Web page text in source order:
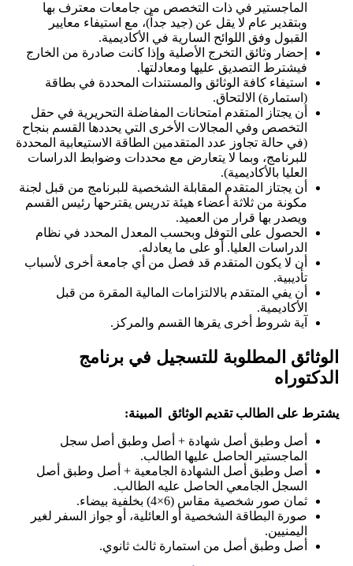
الماجستير في ذات التخصص من جامعات معترف بها
وبتقدير عام لا يقل عن (جيد جداً)، مع استيفاء معايير
القبول وفق اللوائح السارية في الأكاديمية.
إحضار وثائق التخرج الأصلية وإذا كانت صادرة من الخارج
فيشترط التصديق عليها ومعادلتها.
استيفاء كافة الوثائق والمستندات المحددة في بطاقة
(استمارة) الالتحاق.
أن يجتاز المتقدم امتحانات المفاضلة التحريرية في حقل
التخصص وفي المجالات الأخرى التي يحددها القسم بنجاح
(في حالة تجاوز عدد المتقدمين الطاقة الاستيعابية المحددة
للبرنامج، وبما لا يتعارض مع محددات وضوابط الدراسات
العليا بالأكاديمية).
أن يجتاز المتقدم المقابلة الشخصية للبرنامج من قبل لجنة
مكونة من ثلاثة أعضاء هيئة تدريس يقترحها رئيس القسم
ويصدر بها قرار من العميد.
الحصول على التوفل وبحسب المعدل المحدد في نظام
الدراسات العليا. أو على ما يعادله.
أن لا يكون المتقدم قد فصل من أي جامعة أخرى لأسباب
تأديبية.
أن يفي المتقدم بالالتزامات المالية المقرة من قبل
الأكاديمية.
آية شروط أخرى يقرها القسم والمركز.
الوثائق المطلوبة للتسجيل في برنامج
الدكتوراه
يشترط على الطالب تقديم الوثائق المبينة:
أصل وطبق أصل شهادة + أصل وطبق أصل سجل
الماجستير الحاصل عليها الطالب.
أصل وطبق أصل الشهادة الجامعية + أصل وطبق أصل
السجل الجامعي الحاصل عليه الطالب.
ثمان صور شخصية مقاس (6×4) بخلفية بيضاء.
صورة البطاقة الشخصية أو العائلية، أو جواز السفر لغير
اليمنيين.
أصل وطبق أصل من استمارة ثالث ثانوي.